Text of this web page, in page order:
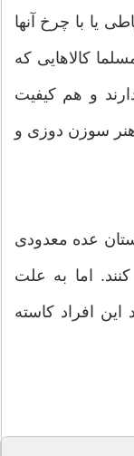
یا با چرخ آنها
کالاهایی که
و هم کیفیت
هنر سوزن دوزی و
عده معدودی
اما به علت
افراد كاسته